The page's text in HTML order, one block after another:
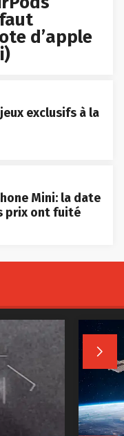
d’apple
exclusifs à la
Mini: la date
prix ont fuité
